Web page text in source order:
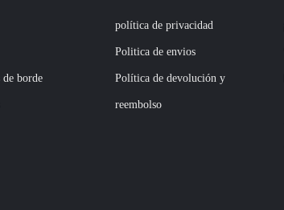
de borde
política de privacidad
Politica de envios
Política de devolución y
reembolso